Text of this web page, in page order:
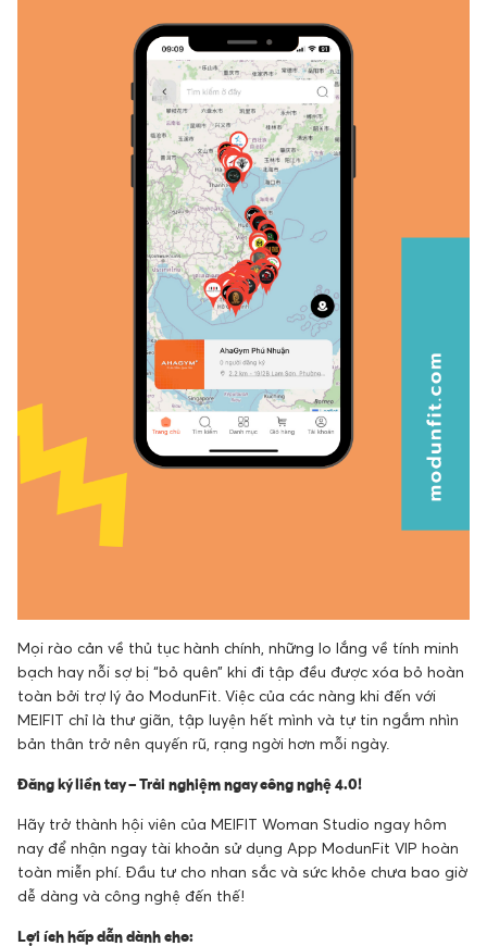
Mọi rào cản về thủ tục hành chính, những lo lắng về tính minh
bạch hay nỗi sợ bị “bỏ quên” khi đi tập đều được xóa bỏ hoàn
toàn bởi trợ lý ảo ModunFit. Việc của các nàng khi đến với
MEIFIT chỉ là thư giãn, tập luyện hết mình và tự tin ngắm nhìn
bản thân trở nên quyến rũ, rạng ngời hơn mỗi ngày.
Đăng ký liền tay – Trải nghiệm ngay công nghệ 4.0!
Hãy trở thành hội viên của MEIFIT Woman Studio ngay hôm
nay để nhận ngay tài khoản sử dụng App ModunFit VIP hoàn
toàn miễn phí. Đầu tư cho nhan sắc và sức khỏe chưa bao giờ
dễ dàng và công nghệ đến thế!
Lợi ích hấp dẫn dành cho: